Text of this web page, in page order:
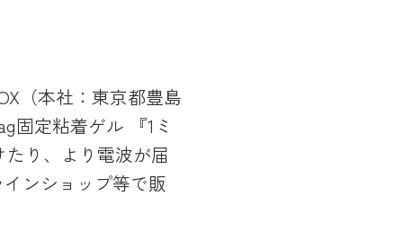
（本社：東京都豊島
固定粘着ゲル 『1ミ
り、より電波が届
ンショップ等で販